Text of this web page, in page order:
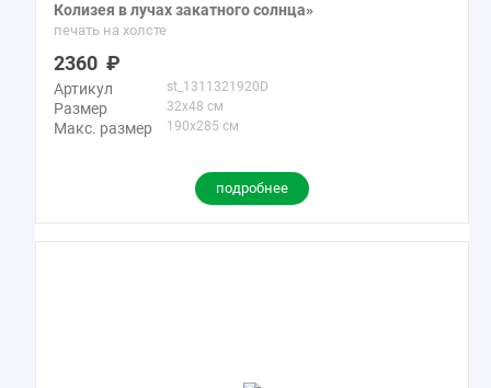
Колизея в лучах закатного солнца»
печать на холсте
2360
Артикул st_1311321920D
Размер 32x48 см
Макс. размер 190x285 см
подробнее